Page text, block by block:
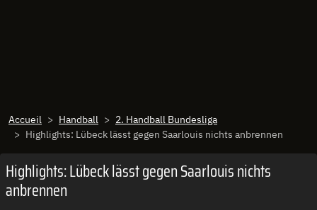
Accueil Handball
2. Handball Bundesliga
Highlights: Lübeck lässt gegen Saarlouis nichts anbrennen
Highlights: Lübeck lässt gegen Saarlouis nichts
anbrennen